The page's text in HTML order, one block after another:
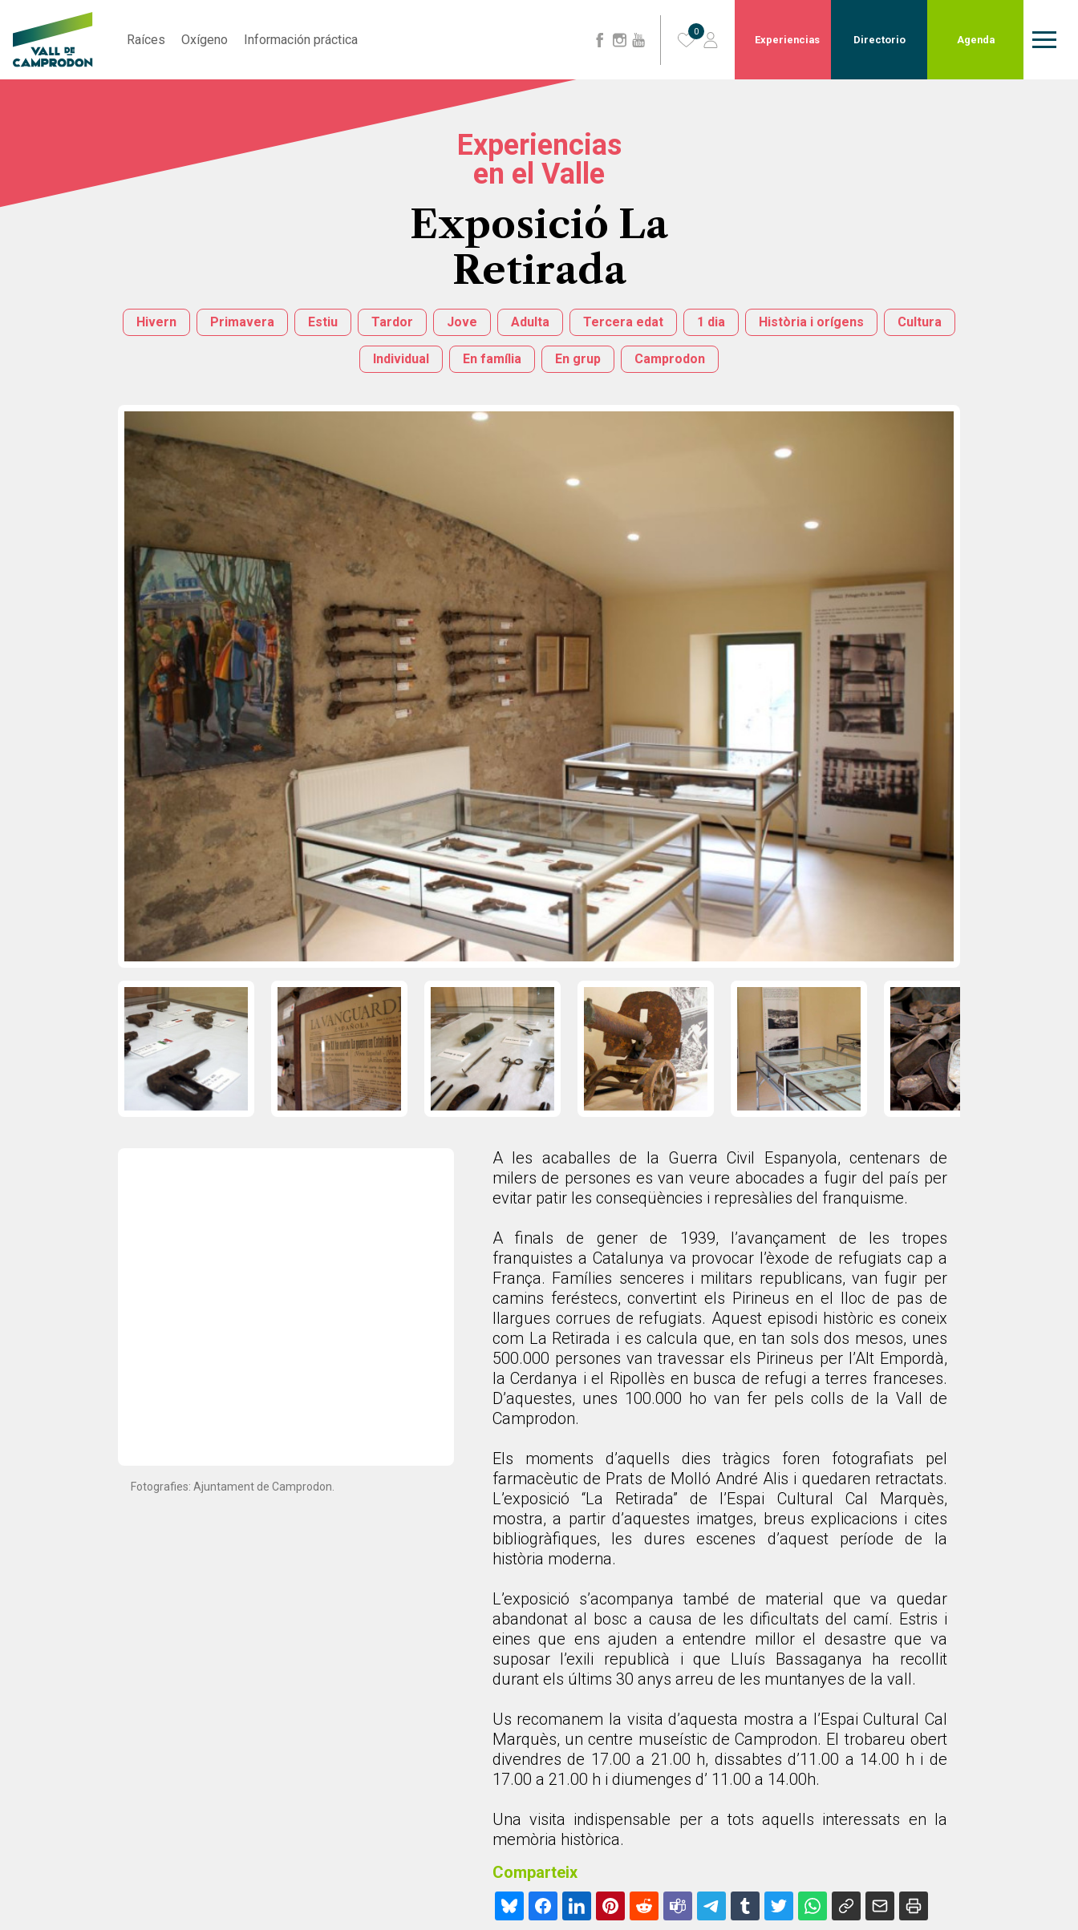
Raíces Oxígeno Información práctica
0
Experiencias Directorio Agenda
Experiencias
en el Valle
Exposició La
Retirada
Hivern Primavera Estiu Tardor Jove Adulta Tercera edat 1 dia Història i orígens Cultura
Individual En família En grup Camprodon
Fotografies: Ajuntament de Camprodon.
A les acaballes de la Guerra Civil Espanyola, centenars de
milers de persones es van veure abocades a fugir del país per
evitar patir les conseqüències i represàlies del franquisme.
A finals de gener de 1939, l’avançament de les tropes
franquistes a Catalunya va provocar l’èxode de refugiats cap a
França. Famílies senceres i militars republicans, van fugir per
camins feréstecs, convertint els Pirineus en el lloc de pas de
llargues corrues de refugiats. Aquest episodi històric es coneix
com La Retirada i es calcula que, en tan sols dos mesos, unes
500.000 persones van travessar els Pirineus per l’Alt Empordà,
la Cerdanya i el Ripollès en busca de refugi a terres franceses.
D’aquestes, unes 100.000 ho van fer pels colls de la Vall de
Camprodon.
Els moments d’aquells dies tràgics foren fotografiats pel
farmacèutic de Prats de Molló André Alis i quedaren retractats.
L’exposició “La Retirada” de l’Espai Cultural Cal Marquès,
mostra, a partir d’aquestes imatges, breus explicacions i cites
bibliogràfiques, les dures escenes d’aquest període de la
història moderna.
L’exposició s’acompanya també de material que va quedar
abandonat al bosc a causa de les dificultats del camí. Estris i
eines que ens ajuden a entendre millor el desastre que va
suposar l’exili republicà i que Lluís Bassaganya ha recollit
durant els últims 30 anys arreu de les muntanyes de la vall.
Us recomanem la visita d’aquesta mostra a l’Espai Cultural Cal
Marquès, un centre museístic de Camprodon. El trobareu obert
divendres de 17.00 a 21.00 h, dissabtes d’11.00 a 14.00 h i de
17.00 a 21.00 h i diumenges d’ 11.00 a 14.00h.
Una visita indispensable per a tots aquells interessats en la
memòria històrica.
Comparteix